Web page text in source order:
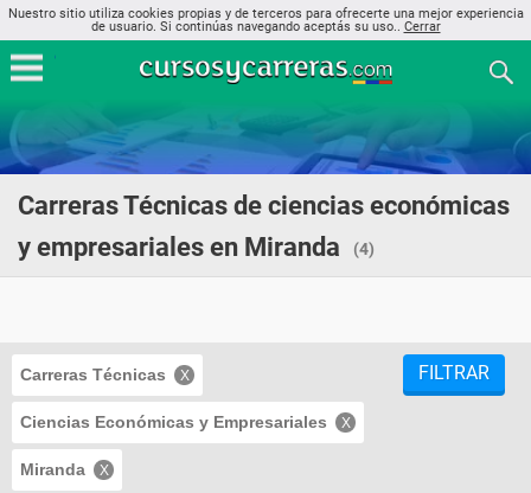
Nuestro sitio utiliza cookies propias y de terceros para ofrecerte una mejor experiencia
de usuario. Si continúas navegando aceptás su uso.. Cerrar
Carreras Técnicas de ciencias económicas
y empresariales en Miranda
(4)
Carreras Técnicas
Ciencias Económicas y Empresariales
Miranda
FILTRAR